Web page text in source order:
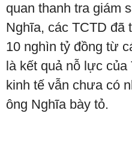
quan thanh tra giám
Nghĩa, các TCTD
10 nghìn tỷ đồng từ
là kết quả nỗ lực
kinh tế vẫn chưa có
ông Nghĩa bày tỏ.